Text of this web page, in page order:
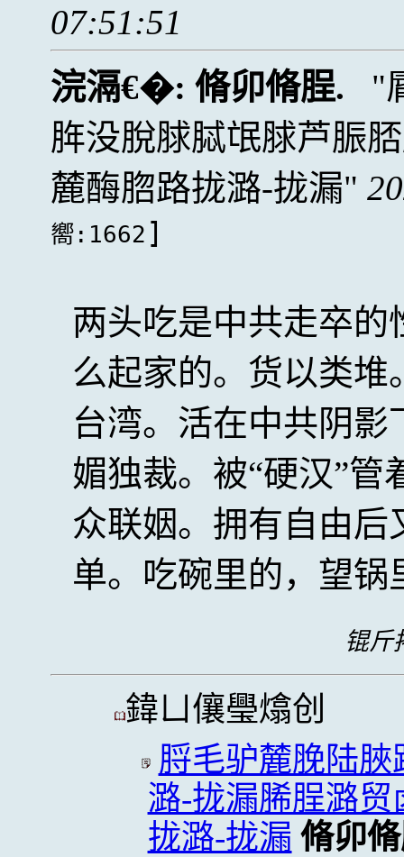
07:51:51
浣滆€�:脩卯脩脭.
脌没脫脙脦氓脙芦脤
麓酶脗路拢潞-拢漏
嚮:1662 ]
两头吃是中共走卒
么起家的。货以类
台湾。活在中共阴
媚独裁。被“硬汉”
众联姻。拥有自由后
单。吃碗里的，望
锟斤
鍏ㄩ儴璺熻创
脟毛驴麓脕陆
潞-拢漏脪脭潞
拢潞-拢漏 脩卯